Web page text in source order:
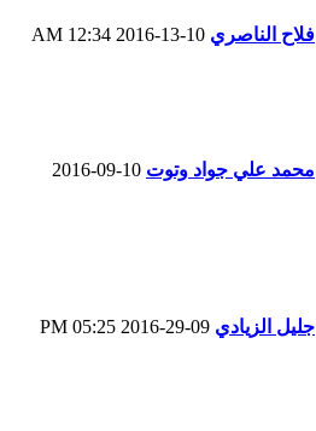
فلاح الناصري
12:34 AM
محمد علي جواد وتوت
جليل الزيادي
05:25 PM